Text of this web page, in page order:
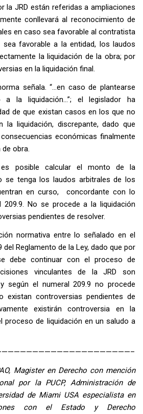
la JRD están referidas a ampliaciones
conllevará al reconocimiento de
en caso sea favorable al contratista
favorable a la entidad, los laudos
la liquidación de la obra; por
en la liquidación final.
señala. “…en caso de plantearse
a la liquidación…”; el legislador ha
de que existan casos en los que no
la liquidación, discrepante, dado que
económicas finalmente
obra.
posible calcular el monto de la
se tenga los laudos arbitrales de los
en curso, concordante con lo
209.9. No se procede a la liquidación
pendientes de resolver.
normativa entre lo señalado en el
del Reglamento de la Ley, dado que por
debe continuar con el proceso de
vinculantes de la JRD son
según el numeral 209.9 no procede
existan controversias pendientes de
existirán controversia en la
proceso de liquidación en un saludo a
Magister en Derecho con mención
por la PUCP, Administración de
de Miami USA especialista en
con el Estado y Derecho